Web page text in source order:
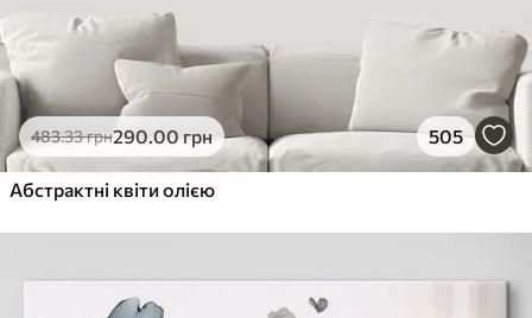
483.33грн290.00грн 505
Абстрактні квіти олією